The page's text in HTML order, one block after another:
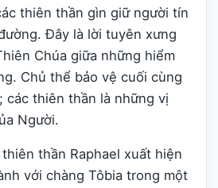
thiên thần gìn giữ người tín
Đây là lời tuyên xưng
Chúa giữa những hiểm
Chủ thể bảo vệ cuối cùng
các thiên thần là những vị
Người.
thần Raphael xuất hiện
với chàng Tôbia trong một